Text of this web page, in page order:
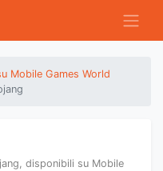
Mobile Games World
disponibili su Mobile